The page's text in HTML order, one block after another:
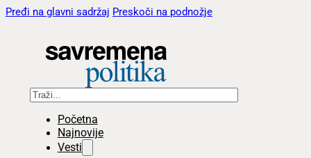
Pređi na glavni sadržaj Preskoči na podnožje
Pretraga
Početna
Najnovije
Vesti